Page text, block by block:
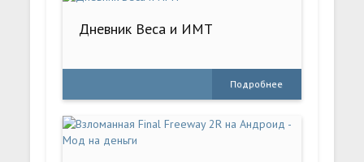
Дневник Веса и ИМТ
Подробнее